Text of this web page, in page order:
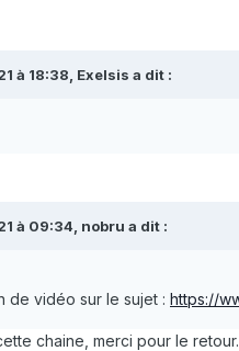
à 18:38, Exelsis a dit :
à 09:34, nobru a dit :
de vidéo sur le sujet : https://
chaine, merci pour le